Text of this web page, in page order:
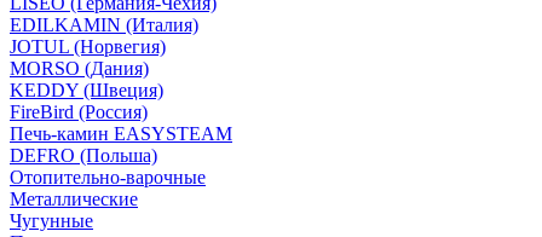
EDILKAMIN (Италия)
JOTUL (Норвегия)
MORSO (Дания)
KEDDY (Швеция)
FireBird (Россия)
Печь-камин EASYSTEAM
DEFRO (Польша)
Отопительно-варочные
Металлические
Чугунные